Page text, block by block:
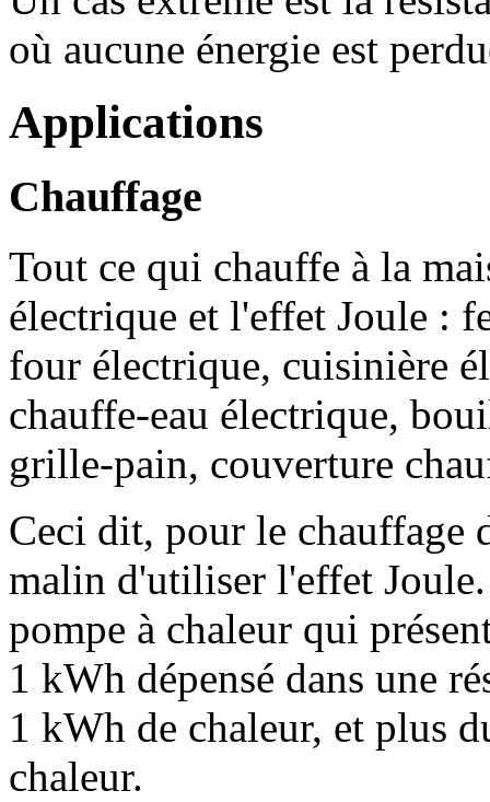
où aucune énergie est
Applications
Chauffage
Tout ce qui chauffe à la
électrique et l'effet Joule :
four électrique, cuisinière
chauffe-eau électrique,
grille-pain, couverture
Ceci dit, pour le chauffage
malin d'utiliser l'effet
pompe à chaleur qui
1 kWh dépensé dans une
1 kWh de chaleur, et plus
chaleur.